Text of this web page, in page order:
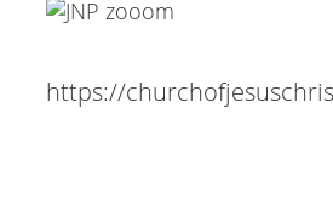
https://